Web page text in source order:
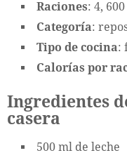
Raciones: 4,
Categoría:
Tipo de cocina:
Calorías por
Ingredientes
casera
500 ml de leche